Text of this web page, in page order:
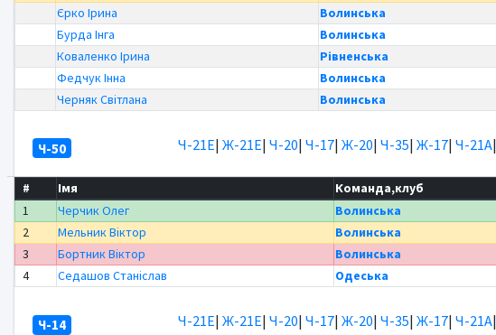
Єрко Ірина
Волинська
Бурда Інга
Волинська
Коваленко Ірина
Рівненська
Федчук Інна
Волинська
Черняк Світлана
Волинська
Ч-50 Ч-21Е| Ж-21Е| Ч-20| Ч-17| Ж-20| Ч-35| Ж-17| Ч-21А|
# Імя Команда,клуб
1
Черчик Олег Волинська
2
Мельник Віктор Волинська
3
Бортник Віктор Волинська
4
Седашов Станіслав Одеська
Ч-14 Ч-21Е| Ж-21Е| Ч-20| Ч-17| Ж-20| Ч-35| Ж-17| Ч-21А|